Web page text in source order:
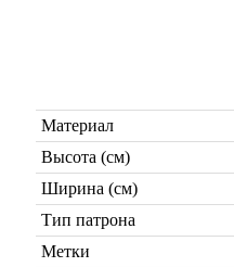
Материал
Высота (см)
Ширина (см)
Тип патрона
Метки